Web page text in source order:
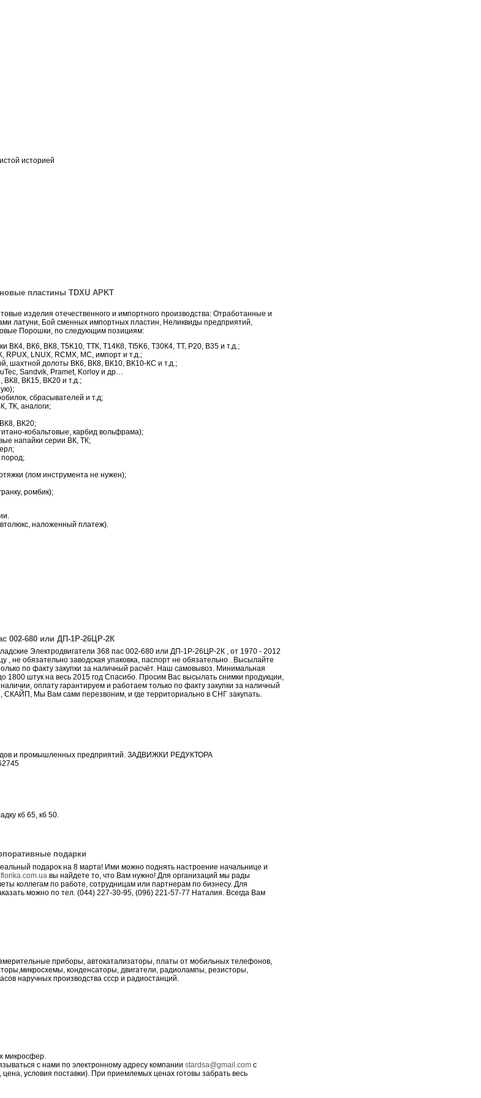
историей
пластины TDXU APKT
изделия отечественного и импортного производства: Отработанные и
латуни, Бой сменных импортных пластин, Неликвиды предприятий,
Порошки, по следующим позициям:
ВК4, ВК6, ВК8, T5K10, ТТК, Т14К8, ТI5K6, Т30К4, ТТ, Р20, В35 и т.д.;
RPUX, LNUX, RCMX, МС, импорт и т.д.;
шахтной долоты ВК6, ВК8, ВК10, ВК10-КС и т.д.;
Sandvik, Pramet, Korloy и др…
ВК8, ВК15, ВК20 и т.д.;
сбрасывателей и т.д;
ТК, аналоги;
ВК20;
кобальтовые, карбид вольфрама);
напайки серии ВК, ТК;
пород;
(лом инструмента не нужен);
ромбик);
наложенный платеж).
002-680 или ДП-1Р-26ЦР-2К
Электродвигатели 368 пас 002-680 или ДП-1Р-26ЦР-2К , от 1970 - 2012
, не обязательно заводская упаковка, паспорт не обязательно . Высылайте
по факту закупки за наличный расчёт. Наш самовывоз. Минимальная
1800 штук на весь 2015 год Спасибо. Просим Вас высылать снимки продукции,
оплату гарантируем и работаем только по факту закупки за наличный
Мы Вам сами перезвоним, и где территориально в СНГ закупать.
и промышленных предприятий. ЗАДВИЖКИ РЕДУКТОРА
кб 65, кб 50.
подарки
подарок на 8 марта! Ими можно поднять настроение начальнице и
вы найдете то, что Вам нужно! Для организаций мы рады
коллегам по работе, сотрудницам или партнерам по бизнесу. Для
можно по тел. (044) 227-30-95, (096) 221-57-77 Наталия. Всегда Вам
приборы, автокатализаторы, платы от мобильных телефонов,
конденсаторы, двигатели, радиолампы, резисторы,
наручных производства ссср и радиостанций.
микросфер.
с нами по электронному адресу компании stardsa@gmail.com с
условия поставки). При приемлемых ценах готовы забрать весь